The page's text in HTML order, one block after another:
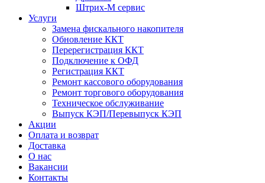
Штрих-М сервис
Услуги
Замена фискального накопителя
Обновление ККТ
Перерегистрация ККТ
Подключение к ОФД
Регистрация ККТ
Ремонт кассового оборудования
Ремонт торгового оборудования
Техническое обслуживание
Выпуск КЭП/Перевыпуск КЭП
Акции
Оплата и возврат
Доставка
О нас
Вакансии
Контакты